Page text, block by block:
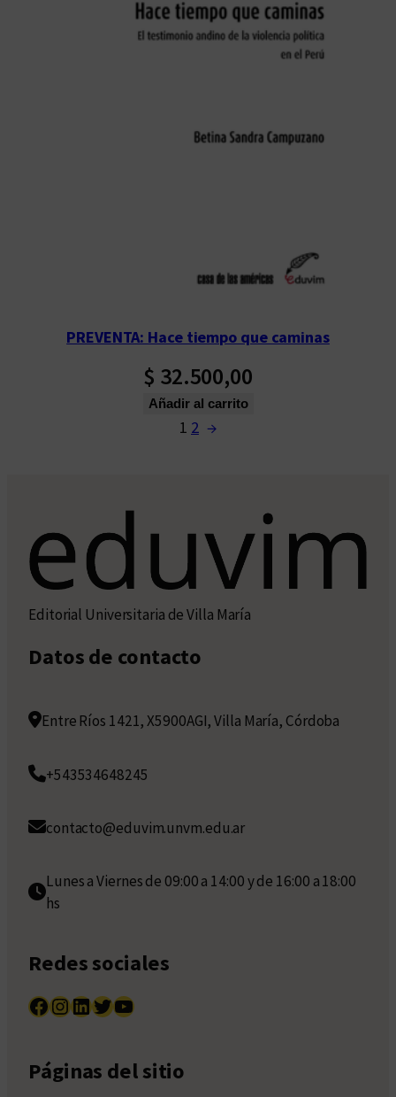
PREVENTA: Hace tiempo que caminas
$ 32.500,00
Añadir al carrito
1 2 →
Editorial Universitaria de Villa María
Datos de contacto
Entre Ríos 1421, X5900AGI, Villa María, Córdoba
+543534648245
contacto@eduvim.unvm.edu.ar
Lunes a Viernes de 09:00 a 14:00 y de 16:00 a 18:00
hs
Redes sociales
Facebook InstagramLinkedIn Twitter YouTube
Páginas del sitio